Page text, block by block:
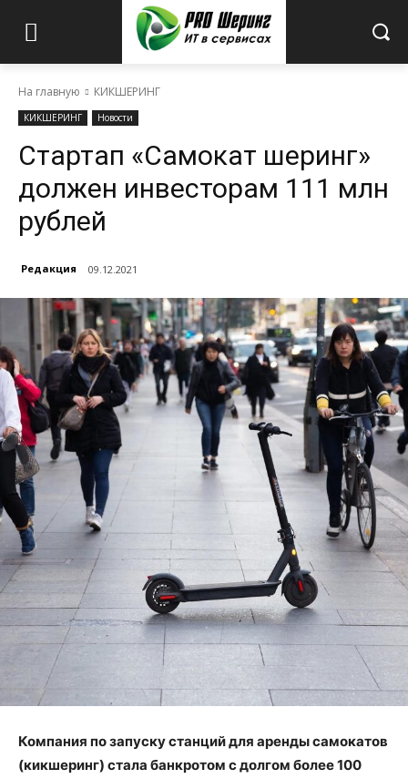
На главную КИКШЕРИНГ
КИКШЕРИНГ Новости
Стартап «Самокат шеринг»
должен инвесторам 111 млн
рублей
Редакция 09.12.2021
Компания по запуску станций для аренды самокатов
(кикшеринг) стала банкротом с долгом более 100